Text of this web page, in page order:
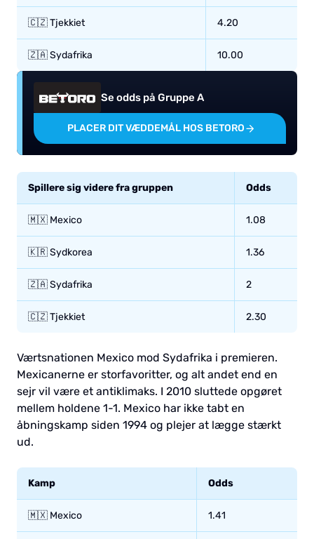
🇨🇿 Tjekkiet 4.20
🇿🇦 Sydafrika 10.00
Se odds på Gruppe A
PLACER DIT VÆDDEMÅL HOS BETORO
Spillere sig videre fra gruppen Odds
🇲🇽 Mexico 1.08
🇰🇷 Sydkorea 1.36
🇿🇦 Sydafrika 2
🇨🇿 Tjekkiet 2.30
Værtsnationen Mexico mod Sydafrika i premieren.
Mexicanerne er storfavoritter, og alt andet end en
sejr vil være et antiklimaks. I 2010 sluttede opgøret
mellem holdene 1-1. Mexico har ikke tabt en
åbningskamp siden 1994 og plejer at lægge stærkt
ud.
Kamp Odds
🇲🇽 Mexico 1.41